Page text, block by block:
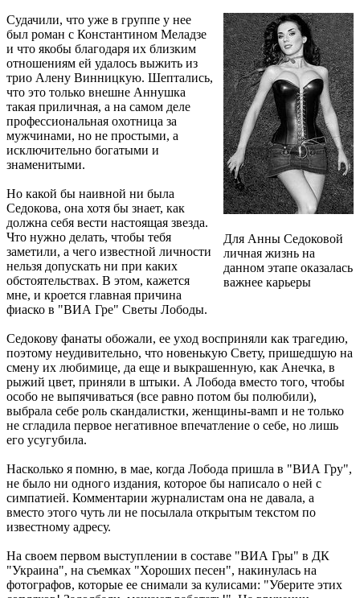
Для Анны Седоковой
личная жизнь на
данном этапе оказалась
важнее карьеры
Судачили, что уже в группе у нее
был роман с Константином Меладзе
и что якобы благодаря их близким
отношениям ей удалось выжить из
трио Алену Винницкую. Шептались,
что это только внешне Аннушка
такая приличная, а на самом деле
профессиональная охотница за
мужчинами, но не простыми, а
исключительно богатыми и
знаменитыми.
Но какой бы наивной ни была
Седокова, она хотя бы знает, как
должна себя вести настоящая звезда.
Что нужно делать, чтобы тебя
заметили, а чего известной личности
нельзя допускать ни при каких
обстоятельствах. В этом, кажется
мне, и кроется главная причина
фиаско в "ВИА Гре" Светы Лободы.
Седокову фанаты обожали, ее уход восприняли как трагедию,
поэтому неудивительно, что новенькую Свету, пришедшую на
смену их любимице, да еще и выкрашенную, как Анечка, в
рыжий цвет, приняли в штыки. А Лобода вместо того, чтобы
особо не выпячиваться (все равно потом бы полюбили),
выбрала себе роль скандалистки, женщины-вамп и не только
не сгладила первое негативное впечатление о себе, но лишь
его усугубила.
Насколько я помню, в мае, когда Лобода пришла в "ВИА Гру",
не было ни одного издания, которое бы написало о ней с
симпатией. Комментарии журналистам она не давала, а
вместо этого чуть ли не посылала открытым текстом по
известному адресу.
На своем первом выступлении в составе "ВИА Гры" в ДК
"Украина", на съемках "Хороших песен", накинулась на
фотографов, которые ее снимали за кулисами: "Уберите этих